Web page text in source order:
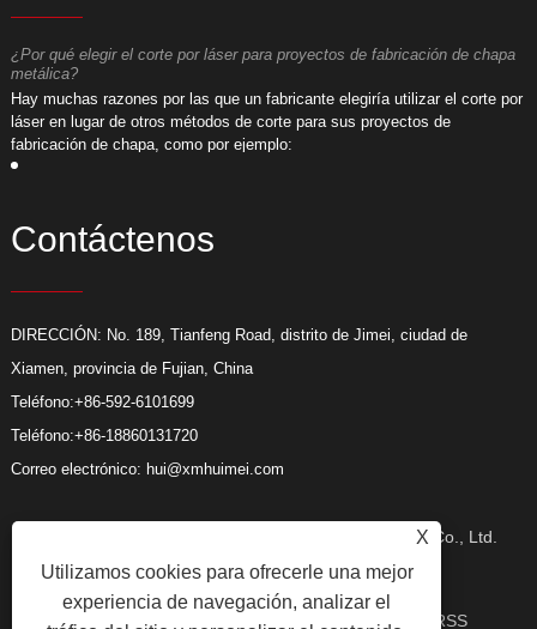
¿Por qué elegir el corte por láser para proyectos de fabricación de chapa
metálica?
​Hay muchas razones por las que un fabricante elegiría utilizar el corte por
láser en lugar de otros métodos de corte para sus proyectos de
fabricación de chapa, como por ejemplo:
Contáctenos
DIRECCIÓN: No. 189, Tianfeng Road, distrito de Jimei, ciudad de
Xiamen, provincia de Fujian, China
Teléfono:+86-592-6101699
Teléfono:+86-18860131720
Correo electrónico: hui@xmhuimei.com
Copyright © 2024 Xiamen Huimei Industry and Trade Co., Ltd.
Todos los derechos reservados. Enlaces Sitemap RSS
X
Utilizamos cookies para ofrecerle una mejor
experiencia de navegación, analizar el